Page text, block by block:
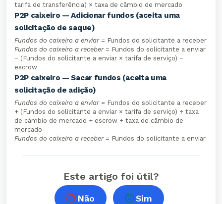
tarifa de transferência) × taxa de câmbio de mercado
P2P caixeiro — Adicionar fundos (aceita uma
solicitação de saque)
Fundos do caixeiro a enviar= Fundos do solicitante a receber
Fundos do caixeiro a receber= Fundos do solicitante a enviar
− (Fundos do solicitante a enviar × tarifa de serviço) −
escrow
P2P caixeiro — Sacar fundos (aceita uma
solicitação de adição)
Fundos do caixeiro a enviar= Fundos do solicitante a receber
+ (Fundos do solicitante a enviar × tarifa de serviço) ÷ taxa
de câmbio de mercado + escrow ÷ taxa de câmbio de
mercado
Fundos do caixeiro a receber= Fundos do solicitante a enviar
Este artigo foi útil?
Não Sim